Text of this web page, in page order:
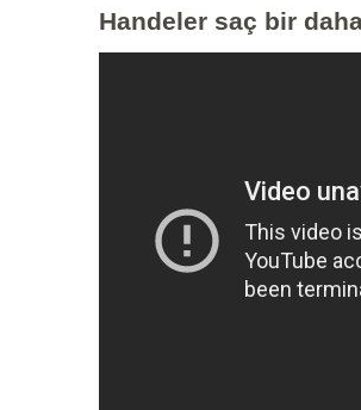
Handeler saç bir